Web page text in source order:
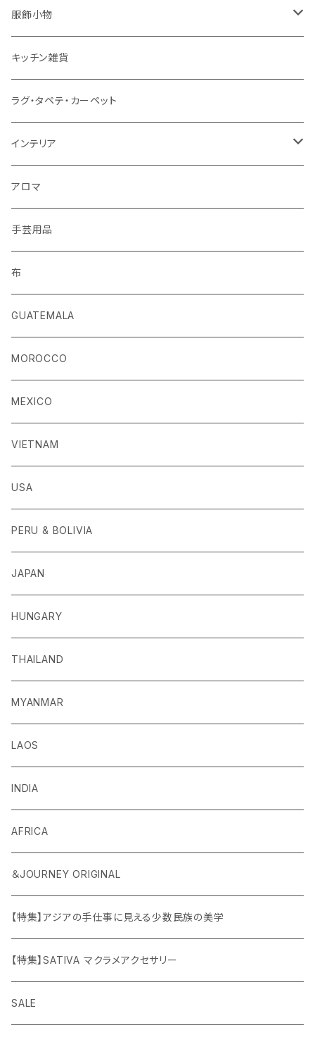
服飾小物
ストール
ベルト
キーホルダー
手袋
キッチン雑貨
ラグ・タペテ・カーペット
インテリア
クッションカバー
アロマ
手芸用品
布
GUATEMALA
MOROCCO
MEXICO
VIETNAM
USA
PERU & BOLIVIA
JAPAN
HUNGARY
THAILAND
MYANMAR
LAOS
INDIA
AFRICA
＆JOURNEY ORIGINAL
【特集】アジアの手仕事に見える少数民族の美学
【特集】SATIVA マクラメアクセサリー
SALE